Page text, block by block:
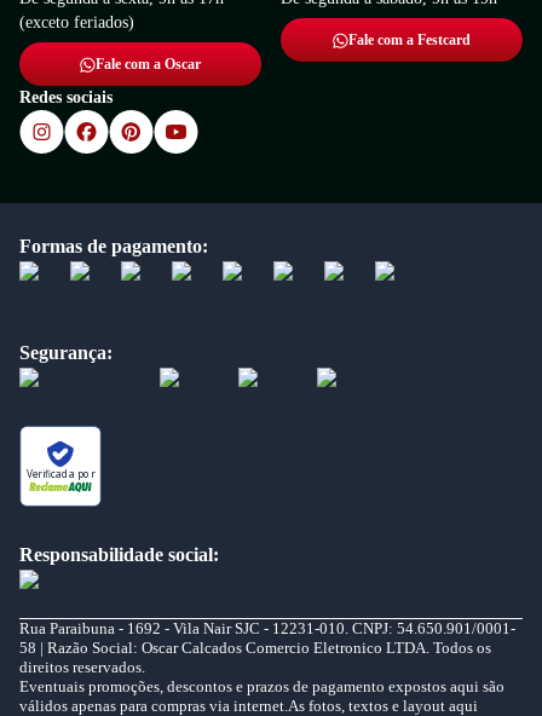
(exceto feriados)
Fale com a Oscar
Fale com a Festcard
Redes sociais
Formas de pagamento:
Segurança:
Verificada por
Responsabilidade social:
Rua Paraibuna - 1692 - Vila Nair SJC - 12231-010. CNPJ: 54.650.901/0001-
58 | Razão Social: Oscar Calcados Comercio Eletronico LTDA. Todos os
direitos reservados.
Eventuais promoções, descontos e prazos de pagamento expostos aqui são
válidos apenas para compras via internet.As fotos, textos e layout aqui